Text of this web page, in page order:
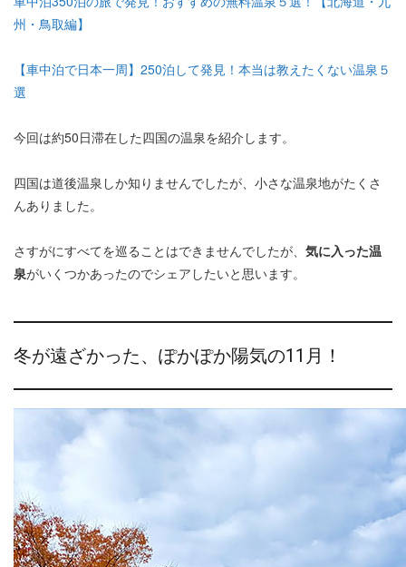
州・鳥取編】
【車中泊で日本一周】250泊して発見！本当は教えたくない温泉５
選
今回は約50日滞在した四国の温泉を紹介します。
四国は道後温泉しか知りませんでしたが、小さな温泉地がたくさ
んありました。
さすがにすべてを巡ることはできませんでしたが、 気に入った温
泉がいくつかあったのでシェアしたいと思います。
冬が遠ざかった、ぽかぽか陽気の11月！